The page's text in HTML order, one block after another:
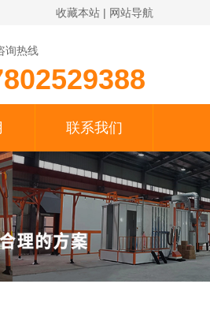
收藏本站 | 网站导航
询热线
联系我们